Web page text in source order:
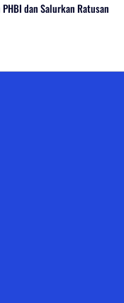
dan Salurkan Ratusan